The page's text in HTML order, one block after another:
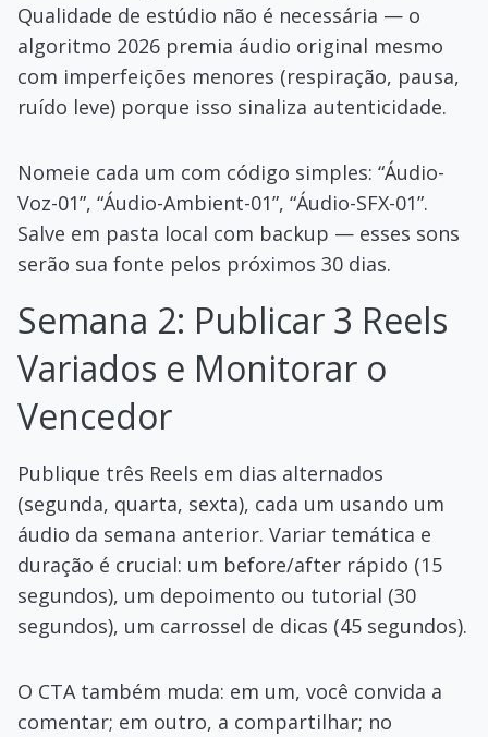
Qualidade de estúdio não é necessária — o
algoritmo 2026 premia áudio original mesmo
com imperfeições menores (respiração, pausa,
ruído leve) porque isso sinaliza autenticidade.
Nomeie cada um com código simples: “Áudio-
Voz-01”, “Áudio-Ambient-01”, “Áudio-SFX-01”.
Salve em pasta local com backup — esses sons
serão sua fonte pelos próximos 30 dias.
Semana 2: Publicar 3 Reels
Variados e Monitorar o
Vencedor
Publique três Reels em dias alternados
(segunda, quarta, sexta), cada um usando um
áudio da semana anterior. Variar temática e
duração é crucial: um before/after rápido (15
segundos), um depoimento ou tutorial (30
segundos), um carrossel de dicas (45 segundos).
O CTA também muda: em um, você convida a
comentar; em outro, a compartilhar; no